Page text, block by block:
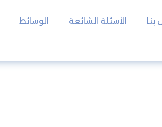
بنا الأسئلة الشائعة الوسائط